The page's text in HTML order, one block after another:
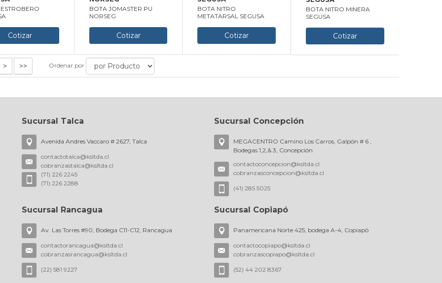
Cotizar
BOTA JOMASTER PU
NORSEG
Cotizar
BOTA NITRO
METATARSAL SEGUSA
Cotizar
BOTA NITRO MINERA
SEGUSA
Cotizar
> >> Ordenar por
Sucursal Talca
Avenida Andres Vaccaro # 2627, Talca
contactotalca@ksltda.cl
cobranzastalca@ksltda.cl
(71) 226 2245
(71) 226 2288
Sucursal Concepción
MEGACENTRO Camino Los Carros, Galpón # 6 ,
Bodegas 1,2,& 3, Concepción
contactoconcepcion@ksltda.cl
cobranzasconcepcion@ksltda.cl
(41) 285 5025
Sucursal Rancagua
Av. Las Torres #90, Bodega C11-C12, Rancagua
contactorancagua@ksltda.cl
cobranzasrancagua@ksltda.cl
(22) 581 9227
Sucursal Copiapó
Panamericana Norte 425, bodega A-4, Copiapó
contactocopiapo@ksltda.cl
cobranzascopiapo@ksltda.cl
(52) 44 202 8367